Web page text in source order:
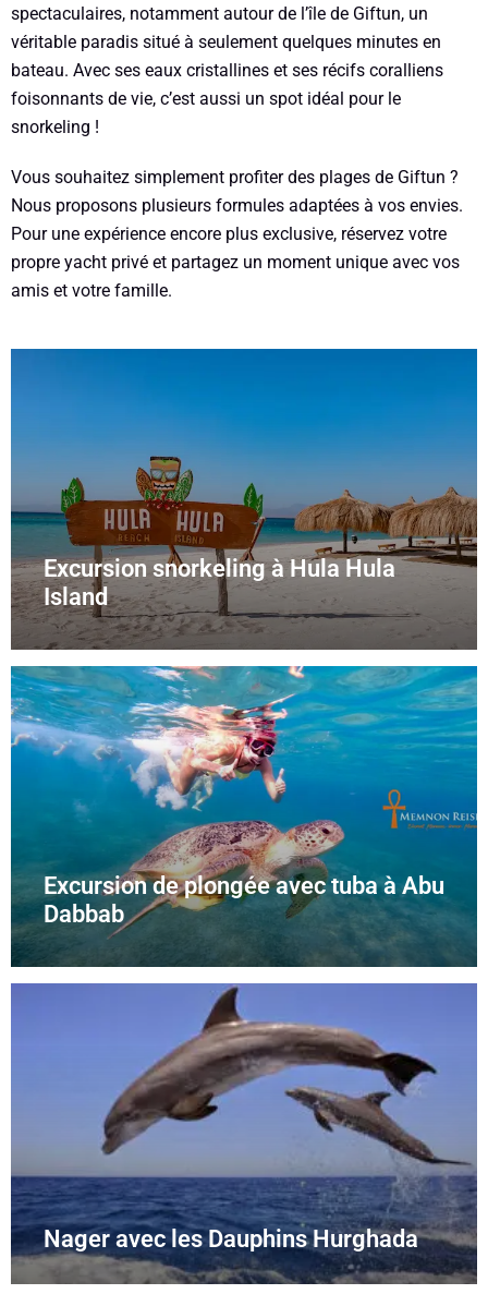
spectaculaires, notamment autour de l’île de Giftun, un
véritable paradis situé à seulement quelques minutes en
bateau. Avec ses eaux cristallines et ses récifs coralliens
foisonnants de vie, c’est aussi un spot idéal pour le
snorkeling !
Vous souhaitez simplement profiter des plages de Giftun ?
Nous proposons plusieurs formules adaptées à vos envies.
Pour une expérience encore plus exclusive, réservez votre
propre yacht privé et partagez un moment unique avec vos
amis et votre famille.
Excursion snorkeling à Hula Hula
Island
Excursion de plongée avec tuba à Abu
Dabbab
Nager avec les Dauphins Hurghada